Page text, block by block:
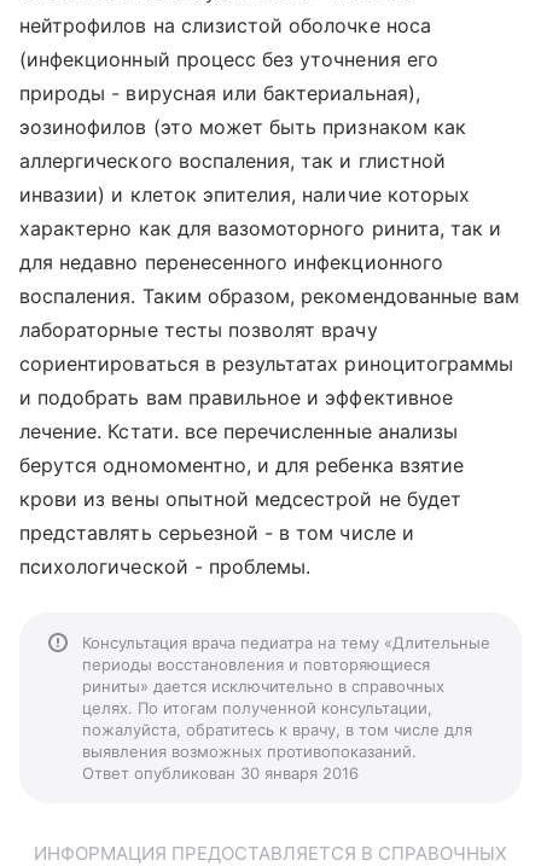
нейтрофилов на слизистой оболочке носа
(инфекционный процесс без уточнения его
природы - вирусная или бактериальная),
эозинофилов (это может быть признаком как
аллергического воспаления, так и глистной
инвазии) и клеток эпителия, наличие которых
характерно как для вазомоторного ринита, так и
для недавно перенесенного инфекционного
воспаления. Таким образом, рекомендованные вам
лабораторные тесты позволят врачу
сориентироваться в результатах риноцитограммы
и подобрать вам правильное и эффективное
лечение. Кстати. все перечисленные анализы
берутся одномоментно, и для ребенка взятие
крови из вены опытной медсестрой не будет
представлять серьезной - в том числе и
психологической - проблемы.
Консультация врача педиатра на тему «Длительные
периоды восстановления и повторяющиеся
риниты» дается исключительно в справочных
целях. По итогам полученной консультации,
пожалуйста, обратитесь к врачу, в том числе для
выявления возможных противопоказаний.
Ответ опубликован 30 января 2016
ИНФОРМАЦИЯ ПРЕДОСТАВЛЯЕТСЯ В СПРАВОЧНЫХ